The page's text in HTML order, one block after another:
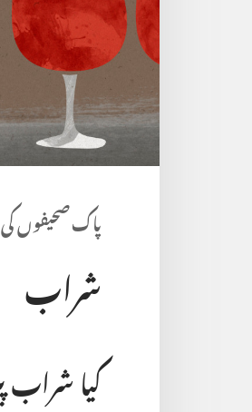
پاک صحیفوں
شراب
کیا شراب